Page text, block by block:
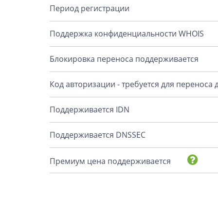
Период регистрации
Поддержка конфиденциальности WHOIS
Блокировка переноса поддерживается
Код авторизации - требуется для переноса
Поддерживается IDN
Поддерживается DNSSEC
Премиум цена поддерживается